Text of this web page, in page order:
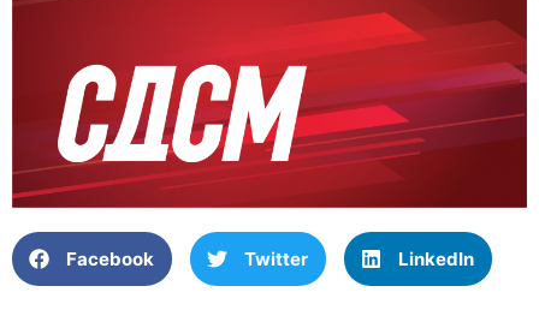
Facebook Twitter LinkedIn